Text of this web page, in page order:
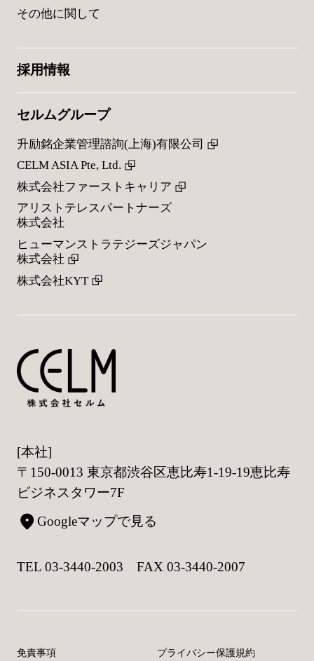
その他に関して
採用情報
セルムグループ
升励銘企業管理諮詢(上海)有限公司
CELM ASIA Pte, Ltd.
株式会社ファーストキャリア
アリストテレスパートナーズ
株式会社
ヒューマンストラテジーズジャパン
株式会社
株式会社KYT
[本社]
〒150-0013 東京都渋谷区恵比寿1-19-19恵比寿
ビジネスタワー7F
Googleマップで見る
TEL 03-3440-2003 FAX 03-3440-2007
免責事項 プライバシー保護規約